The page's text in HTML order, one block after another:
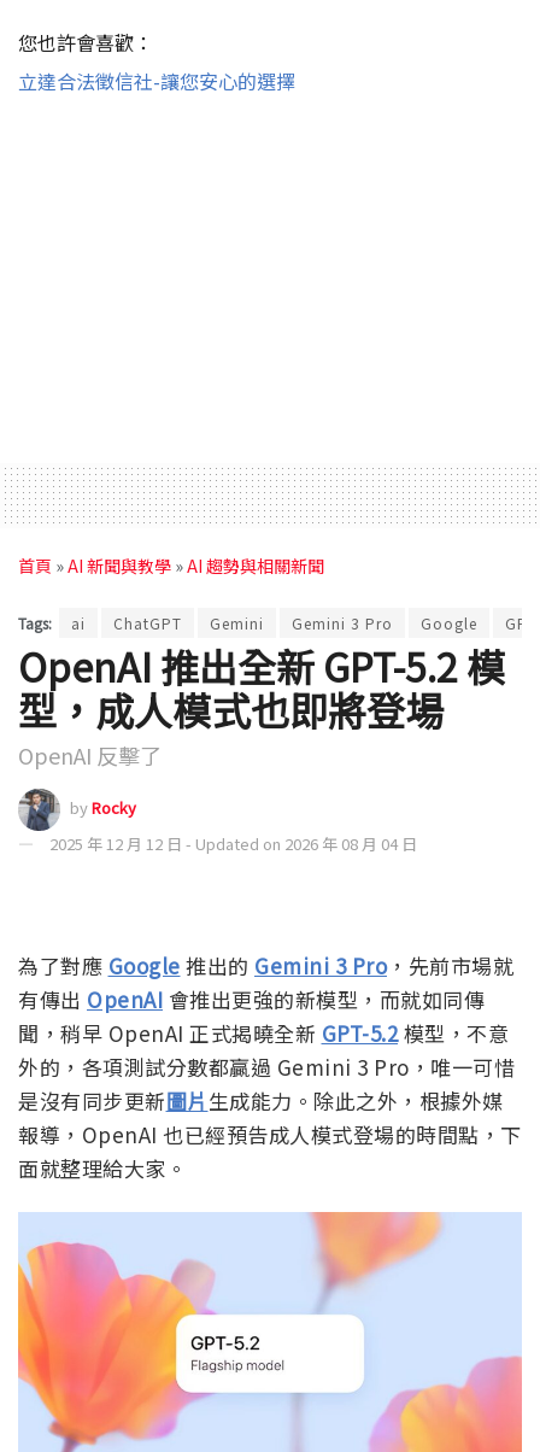
您也許會喜歡：
立達合法徵信社-讓您安心的選擇
首頁 »AI 新聞與教學 »AI 趨勢與相關新聞
Tags: ai ChatGPT Gemini Gemini 3 Pro Google GPT
OpenAI 推出全新 GPT-5.2 模
型，成人模式也即將登場
OpenAI 反擊了
byRocky
2025 年 12 月 12 日 - Updated on 2026 年 08 月 04 日
為了對應 Google 推出的 Gemini 3 Pro，先前市場就
有傳出 OpenAI 會推出更強的新模型，而就如同傳
聞，稍早 OpenAI 正式揭曉全新 GPT-5.2模型，不意
外的，各項測試分數都贏過 Gemini 3 Pro，唯一可惜
是沒有同步更新圖片 生成能力。除此之外，根據外媒
報導，OpenAI 也已經預告成人模式登場的時間點，下
面就整理給大家。